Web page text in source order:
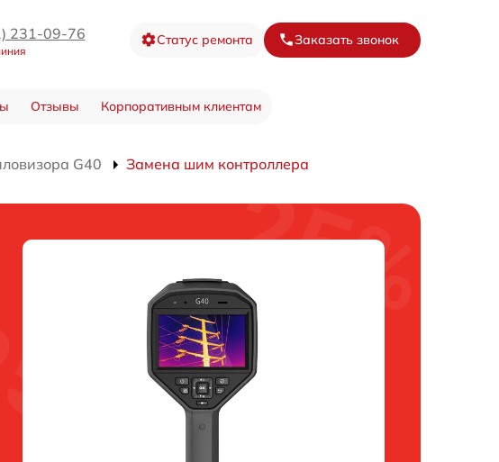
231-09-76 Статус ремонта Заказать звонок
Отзывы Корпоративным клиентам
G40 Замена шим контроллера